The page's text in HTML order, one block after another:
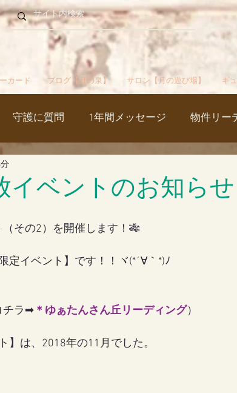
カード ブログ【月の泉】 サロン【月の遊び場】 ギ
守護に質問 1年間メッセージ 物件リー
ターン
し 妊娠・出産・不妊 斉木のじいさん
方 家作り 月の楽園
イベントのお知らせ
その2）を開催します！🎋
定イベント】です！！ヾ(*´∀｀*)ﾉ
チラ➡ ＊ ゆぁたんさん丘リーディング）
】は、2018年の11月でした。